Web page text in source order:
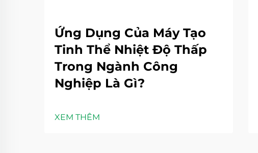
Ứng Dụng Của Máy Tạo
Tinh Thể Nhiệt Độ Thấp
Trong Ngành Công
Nghiệp Là Gì?
XEM THÊM